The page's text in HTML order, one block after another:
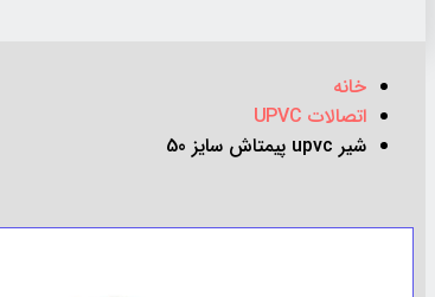
خانه
اتصالات UPVC
شیر upvc پیمتاش سایز 50